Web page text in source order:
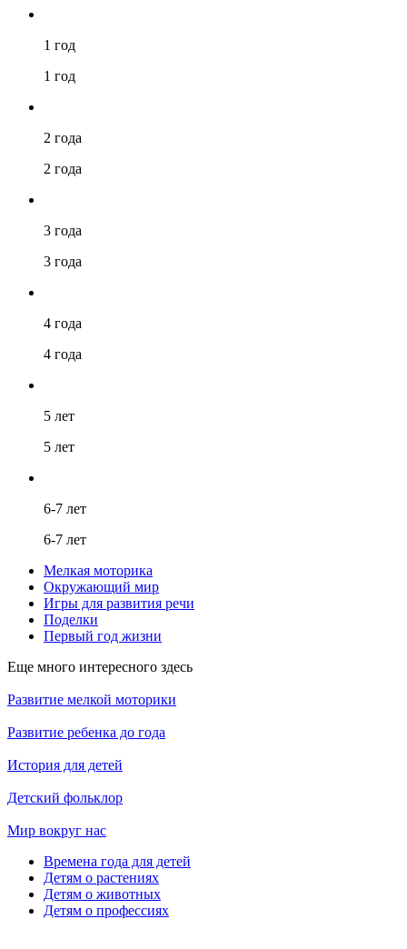
1 год
1 год
2 года
2 года
3 года
3 года
4 года
4 года
5 лет
5 лет
6-7 лет
6-7 лет
Мелкая моторика
Окружающий мир
Игры для развития речи
Поделки
Первый год жизни
Еще много интересного здесь
Развитие мелкой моторики
Развитие ребенка до года
История для детей
Детский фольклор
Мир вокруг нас
Времена года для детей
Детям о растениях
Детям о животных
Детям о профессиях